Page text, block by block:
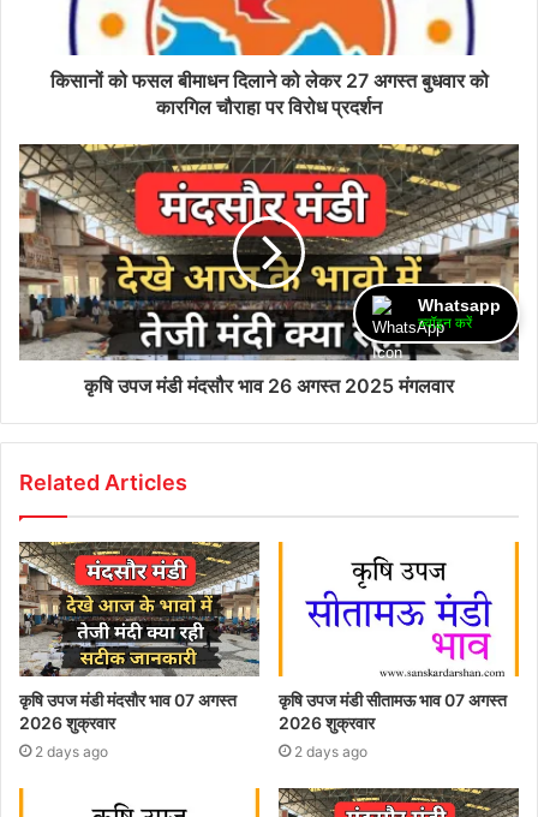
किसानों को फसल बीमाधन दिलाने को लेकर 27 अगस्त बुधवार को
कारगिल चौराहा पर विरोध प्रदर्शन
कृषि उपज मंडी मंदसौर भाव 26 अगस्त 2025 मंगलवार
Related Articles
कृषि उपज मंडी मंदसौर भाव 07 अगस्त
2026 शुक्रवार
2 days ago
कृषि उपज मंडी सीतामऊ भाव 07 अगस्त
2026 शुक्रवार
2 days ago
Whatsapp
ज्वॉइन करें